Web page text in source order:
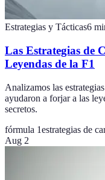
Estrategias y Tácticas6
Las Estrategias de
Leyendas de la F1
Analizamos las
ayudaron a forjar a las
secretos.
fórmula 1estrategias de
Aug 2